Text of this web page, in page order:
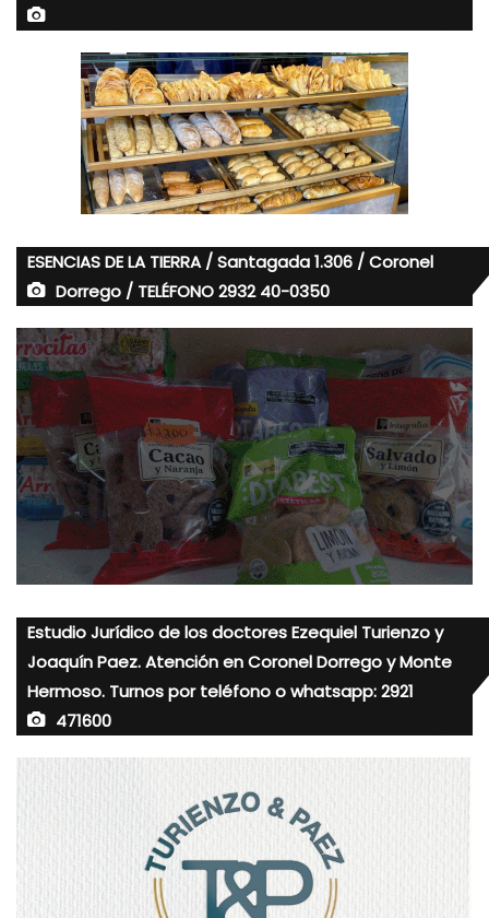
ESENCIAS DE LA TIERRA / Santagada 1.306 / Coronel
Dorrego / TELÉFONO 2932 40-0350
Estudio Jurídico de los doctores Ezequiel Turienzo y
Joaquín Paez. Atención en Coronel Dorrego y Monte
Hermoso. Turnos por teléfono o whatsapp: 2921
471600